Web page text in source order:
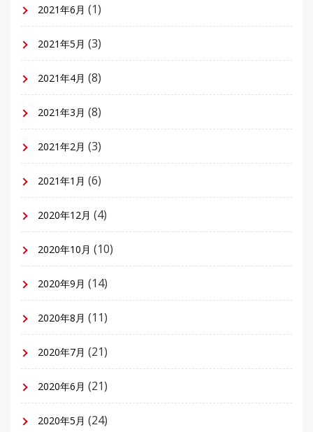
2021年6月 (1)
2021年5月 (3)
2021年4月 (8)
2021年3月 (8)
2021年2月 (3)
2021年1月 (6)
2020年12月 (4)
2020年10月 (10)
2020年9月 (14)
2020年8月 (11)
2020年7月 (21)
2020年6月 (21)
2020年5月 (24)